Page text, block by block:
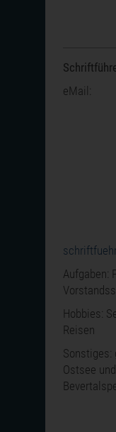
eMail:
Aufgaben:
Hobbies:
Reisen
Sonstiges:
Ostsee